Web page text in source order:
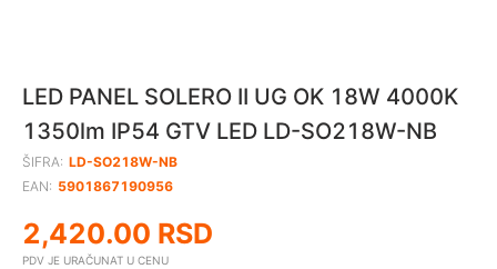
LED PANEL SOLERO II UG OK 18W 4000K
1350lm IP54 GTV LED LD-SO218W-NB
ŠIFRA: LD-SO218W-NB
EAN: 5901867190956
2,420.00 RSD
PDV JE URAČUNAT U CENU